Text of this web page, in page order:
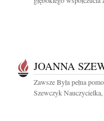
JOANNA
Zawsze Była pełna
Szewczyk